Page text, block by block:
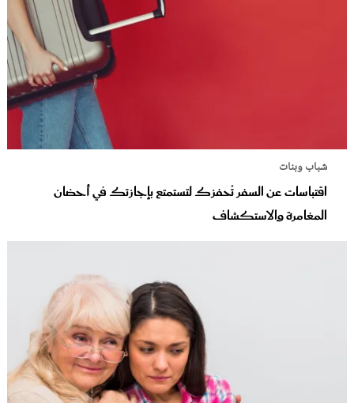
شباب وبنات
اقتباسات عن السفر تُحفزك لتستمتع بإجازتك في أحضان
المغامرة والاستكشاف